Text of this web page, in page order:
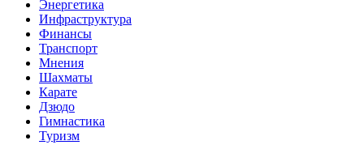
Энергетика
Инфраструктура
Финансы
Транспорт
Мнения
Шахматы
Карате
Дзюдо
Гимнастика
Туризм